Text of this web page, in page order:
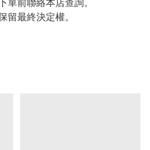
前聯絡本店查詢。
最終決定權。